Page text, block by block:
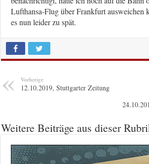
Lufthansa-Flug über Frankfurt ausweichen
es nun leider zu spät.
Vorherige
12.10.2019, Stuttgarter Zeitung
Weitere Beiträge aus dieser